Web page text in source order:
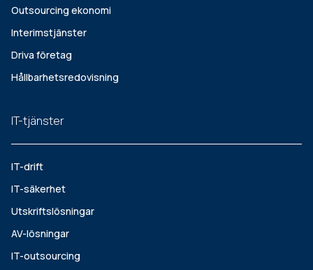
Outsourcing ekonomi
Interimstjänster
Driva företag
Hållbarhetsredovisning
IT-tjänster
IT-drift
IT-säkerhet
Utskriftslösningar
AV-lösningar
IT-outsourcing